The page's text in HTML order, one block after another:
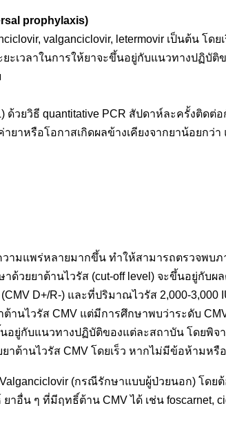
prophylaxis)
valganciclovir, letermovir เป็นต้น โ
เวลาในการให้ยาจะขึ้นอยู่กับแนวทางปฏิบั
ด้วยวิธี quantitative PCR สัปดาห์ละครั้งติด
ยาหรือโอกาสเกิดผลข้างเคียงจากยาน้อยก
ามแพร่หลายมากขึ้น ทำให้สามารถตรวจพบ
วยยาต้านไวรัส (cut-off level) จะขึ้นอยู่กับ
D+/R-) และที่ปริมาณไวรัส 2,000-
านไวรัส CMV แต่มีการศึกษาพบว่าระดับ
ยู่กับแนวทางปฏิบัติของแต่ละสถาบัน โดยพิจ
าต้านไวรัส CMV โดยเร็ว หากไม่มีข้อห้ามหรื
(กรณีรักษาแบบผู้ป่วยนอก) โ
อื่น ๆ ที่มีฤทธิ์ต้าน CMV ได้ เช่น foscarnet,